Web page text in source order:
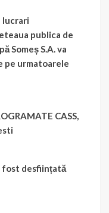
lucrari
publica de
Someș S.A. va
pe urmatoarele
CASS,
fost desființată